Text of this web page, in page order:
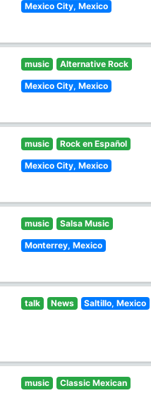
Mexico City, Mexico
music Alternative Rock
Mexico City, Mexico
music Rock en Español
Mexico City, Mexico
music Salsa Music
Monterrey, Mexico
talk News Saltillo, Mexico
music Classic Mexican